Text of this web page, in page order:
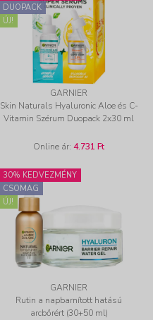
DUOPACK
ÚJ!
GARNIER
Skin Naturals Hyaluronic Aloe és C-
Vitamin Szérum Duopack 2x30 ml
Online ár: 4.731 Ft
30% KEDVEZMÉNY
CSOMAG
ÚJ!
GARNIER
Rutin a napbarnított hatású
arcbőrért (30+50 ml)